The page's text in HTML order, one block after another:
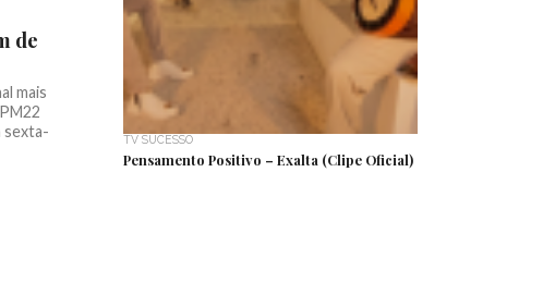
de
mais
sexta-
TV SUCESSO
Pensamento Positivo – Exalta (Clipe Oficial)